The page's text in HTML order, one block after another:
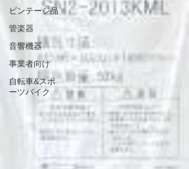
ビンテージ品
管楽器
音響機器
事業者向け
自転車&スポ
ーツバイク